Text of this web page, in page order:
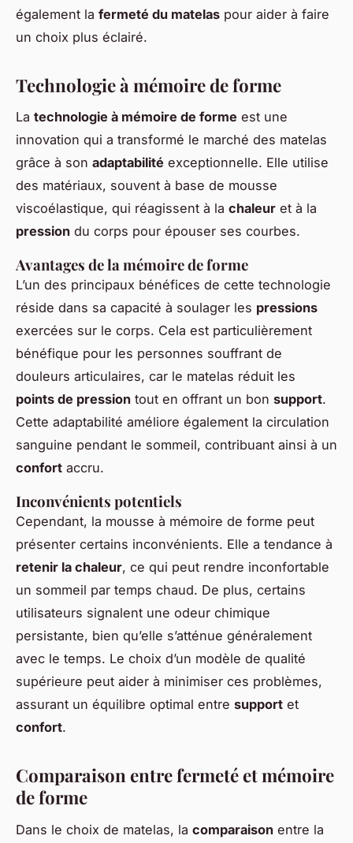
également la fermeté du matelas pour aider à faire
un choix plus éclairé.
Technologie à mémoire de forme
La technologie à mémoire de forme est une
innovation qui a transformé le marché des matelas
grâce à son adaptabilité exceptionnelle. Elle utilise
des matériaux, souvent à base de mousse
viscoélastique, qui réagissent à la chaleur et à la
pression du corps pour épouser ses courbes.
Avantages de la mémoire de forme
L’un des principaux bénéfices de cette technologie
réside dans sa capacité à soulager les pressions
exercées sur le corps. Cela est particulièrement
bénéfique pour les personnes souffrant de
douleurs articulaires, car le matelas réduit les
points de pression tout en offrant un bon support.
Cette adaptabilité améliore également la circulation
sanguine pendant le sommeil, contribuant ainsi à un
confort accru.
Inconvénients potentiels
Cependant, la mousse à mémoire de forme peut
présenter certains inconvénients. Elle a tendance à
retenir la chaleur, ce qui peut rendre inconfortable
un sommeil par temps chaud. De plus, certains
utilisateurs signalent une odeur chimique
persistante, bien qu’elle s’atténue généralement
avec le temps. Le choix d’un modèle de qualité
supérieure peut aider à minimiser ces problèmes,
assurant un équilibre optimal entre support et
confort.
Comparaison entre fermeté et mémoire
de forme
Dans le choix de matelas, la comparaison entre la